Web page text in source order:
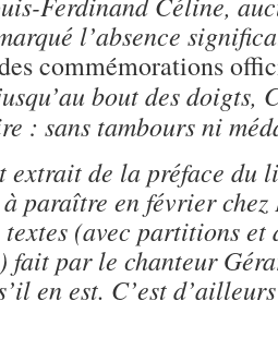
l’absence
commémorations
bout des doigts,
: sans tambours ni
extrait de la préface du
à paraître en février
(avec partitions et
par le chanteur
en est. C’est